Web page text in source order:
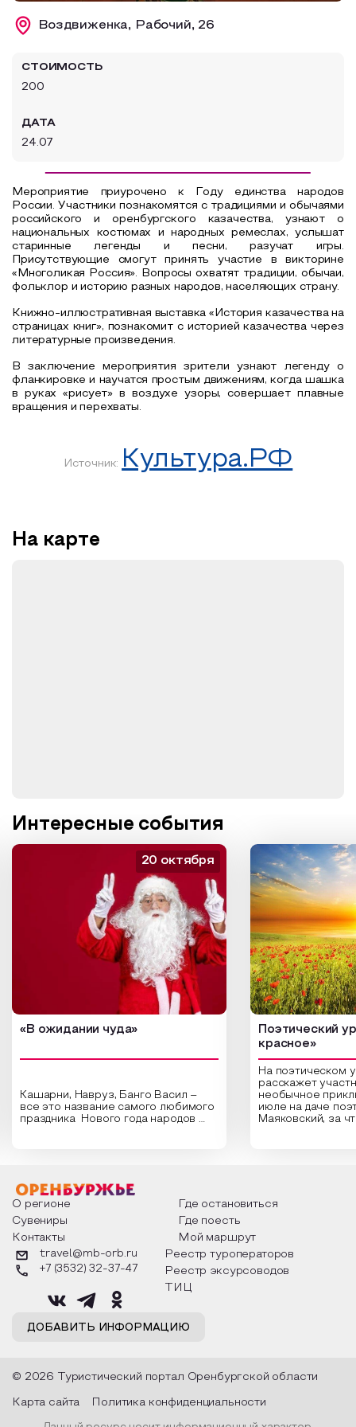
Образовательный туризм
Воздвиженка, Рабочий, 26
СТОИМОСТЬ
200
ДАТА
24.07
Мероприятие приурочено к Году единства народов
России. Участники познакомятся с традициями и обычаями
российского и оренбургского казачества, узнают о
национальных костюмах и народных ремеслах, услышат
старинные легенды и песни, разучат игры.
Присутствующие смогут принять участие в викторине
«Многоликая Россия». Вопросы охватят традиции, обычаи,
фольклор и историю разных народов, населяющих страну.
Книжно-иллюстративная выставка «История казачества на
страницах книг», познакомит с историей казачества через
литературные произведения.
В заключение мероприятия зрители узнают легенду о
фланкировке и научатся простым движениям, когда шашка
в руках «рисует» в воздухе
узоры, совершает плавные
вращения и перехваты.
Источник: Культура.РФ
На карте
Интересные события
«В ожидании чуда»
Кашарни, Навруз, Банго Васил –
все это название самого любимого
праздника Нового года народов
о том, как встречают новый год в
разных уголках страны, какие
обряды совершают на удачу и
благополучие, в чем схожи и
различаются традиции. Кто такой
Дед Мороз и откуда он пришел, как
его называют в разных уголках
страны и как появились елочные
20 октября
Поэтический
красное»
На поэтическом
расскажет
необычное
июле на даче
Маяковский, за
Твардовского и
каждой строчке
восхищение
яркому времени
О регионе
Где остановиться
Сувениры
Где поесть
Контакты
Мой маршрут
ДОБАВИТЬ ИНФОРМАЦИЮ
travel@mb-orb.ru
+7 (3532) 32-37-47
Реестр туроператоров
Реестр эксурсоводов
ТИЦ
© 2026 Туристический портал Оренбургской области
Карта сайта Политика конфиденциальности